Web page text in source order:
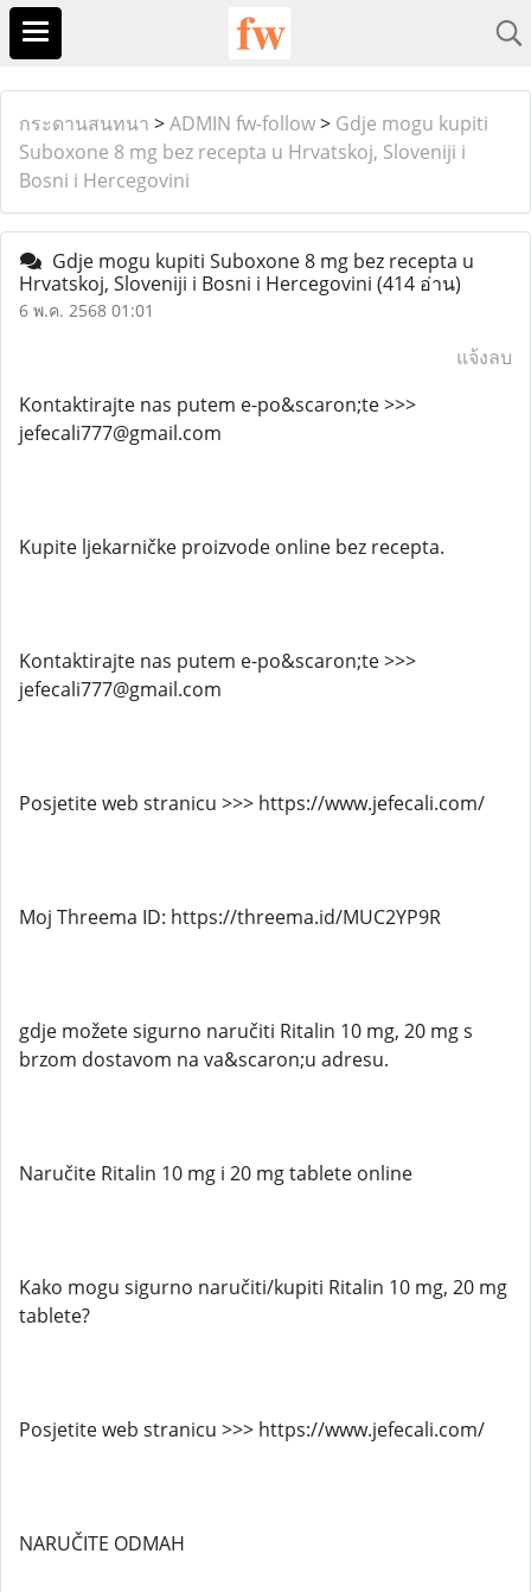
กระดานสนทนา >ADMIN fw-follow> Gdje mogu kupiti
Suboxone 8 mg bez recepta u Hrvatskoj, Sloveniji i
Bosni i Hercegovini
Gdje mogu kupiti Suboxone 8 mg bez recepta u
Hrvatskoj, Sloveniji i Bosni i Hercegovini (414 อ่าน)
6 พ.ค. 2568 01:01
แจ้งลบ
Kontaktirajte nas putem e-po&scaron;te >>>
jefecali777@gmail.com
Kupite ljekarničke proizvode online bez recepta.
Kontaktirajte nas putem e-po&scaron;te >>>
jefecali777@gmail.com
Posjetite web stranicu >>> https://www.jefecali.com/
Moj Threema ID: https://threema.id/MUC2YP9R
gdje možete sigurno naručiti Ritalin 10 mg, 20 mg s
brzom dostavom na va&scaron;u adresu.
Naručite Ritalin 10 mg i 20 mg tablete online
Kako mogu sigurno naručiti/kupiti Ritalin 10 mg, 20 mg
tablete?
Posjetite web stranicu >>> https://www.jefecali.com/
NARUČITE ODMAH